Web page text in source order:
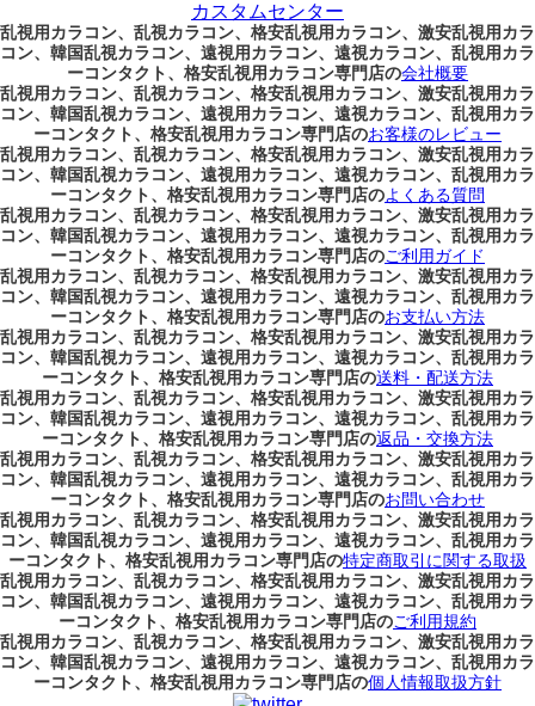
カスタムセンター
乱視用カラコン、乱視カラコン、格安乱視用カラコン、激安乱視用カラ
コン、韓国乱視カラコン、遠視用カラコン、遠視カラコン、乱視用カラ
ーコンタクト、格安乱視用カラコン専門店の会社概要
乱視用カラコン、乱視カラコン、格安乱視用カラコン、激安乱視用カラ
コン、韓国乱視カラコン、遠視用カラコン、遠視カラコン、乱視用カラ
ーコンタクト、格安乱視用カラコン専門店のお客様のレビュー
乱視用カラコン、乱視カラコン、格安乱視用カラコン、激安乱視用カラ
コン、韓国乱視カラコン、遠視用カラコン、遠視カラコン、乱視用カラ
ーコンタクト、格安乱視用カラコン専門店のよくある質問
乱視用カラコン、乱視カラコン、格安乱視用カラコン、激安乱視用カラ
コン、韓国乱視カラコン、遠視用カラコン、遠視カラコン、乱視用カラ
ーコンタクト、格安乱視用カラコン専門店のご利用ガイド
乱視用カラコン、乱視カラコン、格安乱視用カラコン、激安乱視用カラ
コン、韓国乱視カラコン、遠視用カラコン、遠視カラコン、乱視用カラ
ーコンタクト、格安乱視用カラコン専門店のお支払い方法
乱視用カラコン、乱視カラコン、格安乱視用カラコン、激安乱視用カラ
コン、韓国乱視カラコン、遠視用カラコン、遠視カラコン、乱視用カラ
ーコンタクト、格安乱視用カラコン専門店の送料・配送方法
乱視用カラコン、乱視カラコン、格安乱視用カラコン、激安乱視用カラ
コン、韓国乱視カラコン、遠視用カラコン、遠視カラコン、乱視用カラ
ーコンタクト、格安乱視用カラコン専門店の返品・交換方法
乱視用カラコン、乱視カラコン、格安乱視用カラコン、激安乱視用カラ
コン、韓国乱視カラコン、遠視用カラコン、遠視カラコン、乱視用カラ
ーコンタクト、格安乱視用カラコン専門店のお問い合わせ
乱視用カラコン、乱視カラコン、格安乱視用カラコン、激安乱視用カラ
コン、韓国乱視カラコン、遠視用カラコン、遠視カラコン、乱視用カラ
ーコンタクト、格安乱視用カラコン専門店の特定商取引に関する取扱
乱視用カラコン、乱視カラコン、格安乱視用カラコン、激安乱視用カラ
コン、韓国乱視カラコン、遠視用カラコン、遠視カラコン、乱視用カラ
ーコンタクト、格安乱視用カラコン専門店のご利用規約
乱視用カラコン、乱視カラコン、格安乱視用カラコン、激安乱視用カラ
コン、韓国乱視カラコン、遠視用カラコン、遠視カラコン、乱視用カラ
ーコンタクト、格安乱視用カラコン専門店の個人情報取扱方針